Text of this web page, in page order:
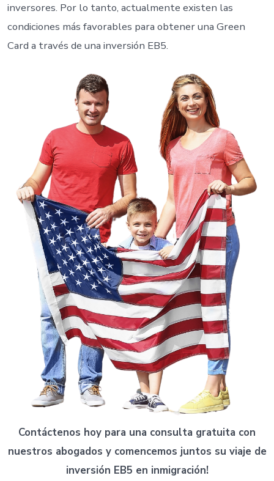
inversores. Por lo tanto, actualmente existen las
condiciones más favorables para obtener una Green
Card a través de una inversión EB5.
Contáctenos hoy para una consulta gratuita con
nuestros abogados y comencemos juntos su viaje de
inversión EB5 en inmigración!